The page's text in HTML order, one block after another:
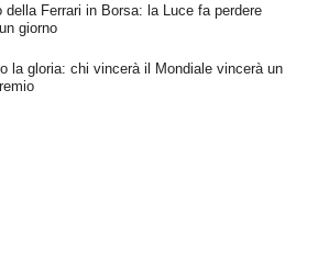
della Ferrari in Borsa: la Luce fa perdere
giorno
la gloria: chi vincerà il Mondiale vincerà un